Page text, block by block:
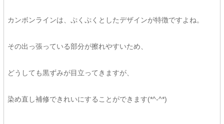
カンボンラインは、ぷくぷくとしたデザインが特徴ですよね。
その出っ張っている部分が擦れやすいため、
どうしても黒ずみが目立ってきますが、
染め直し補修できれいにすることができます(*^-^*)